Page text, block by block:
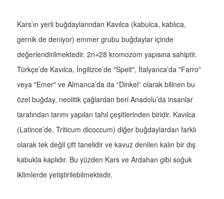
Kars’ın yerli buğdaylarından Kavılca (kabulca, kablıca,
gernik de deniyor) emmer grubu buğdaylar içinde
değerlendirilmektedir. 2n=28 kromozom yapısına sahiptir.
Türkçe’de Kavılca, İngilizce’de "Spelt", İtalyanca’da "Farro"
veya "Emer" ve Almanca’da da “Dinkel” olarak bilinen bu
özel buğday, neolitik çağlardan beri Anadolu’da insanlar
tarafından tarımı yapılan tahıl çeşitlerinden biridir. Kavılca
(Latince’de, Triticum dicoccum) diğer buğdaylardan farklı
olarak tek değil çift tanelidir ve kavuz denilen kalın bir dış
kabukla kaplıdır. Bu yüzden Kars ve Ardahan gibi soğuk
iklimlerde yetiştirilebilmektedir.